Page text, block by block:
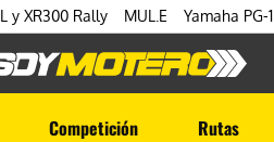
y XR300 Rally MUL.E Yamaha PG-1
Competición Rutas